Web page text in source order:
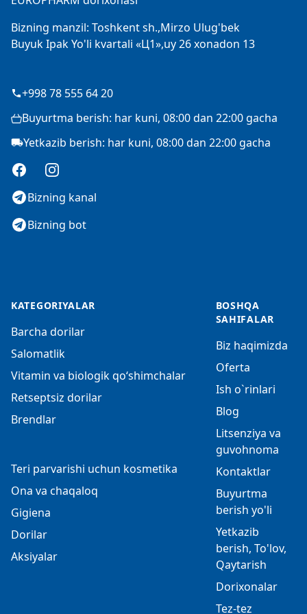
Bizning manzil: Toshkent sh.,Mirzo Ulug'bek
Buyuk Ipak Yo'li kvartali «Ц1»,uy 26 xonadon 13
+998 78 555 64 20
Buyurtma berish: har kuni, 08:00 dan 22:00 gacha
Yetkazib berish: har kuni, 08:00 dan 22:00 gacha
FacebookInstagram
Bizning kanal
Bizning bot
KATEGORIYALAR
Barcha dorilar
Salomatlik
Vitamin va biologik qo‘shimchalar
Retseptsiz dorilar
Brendlar
Teri parvarishi uchun kosmetika
Ona va chaqaloq
Gigiena
Dorilar
Aksiyalar
BOSHQA
SAHIFALAR
Biz haqimizda
Oferta
Ish o`rinlari
Blog
Litsenziya va
guvohnoma
Kontaktlar
Buyurtma
berish yo'li
Yetkazib
berish, To'lov,
Qaytarish
Dorixonalar
Tez-tez